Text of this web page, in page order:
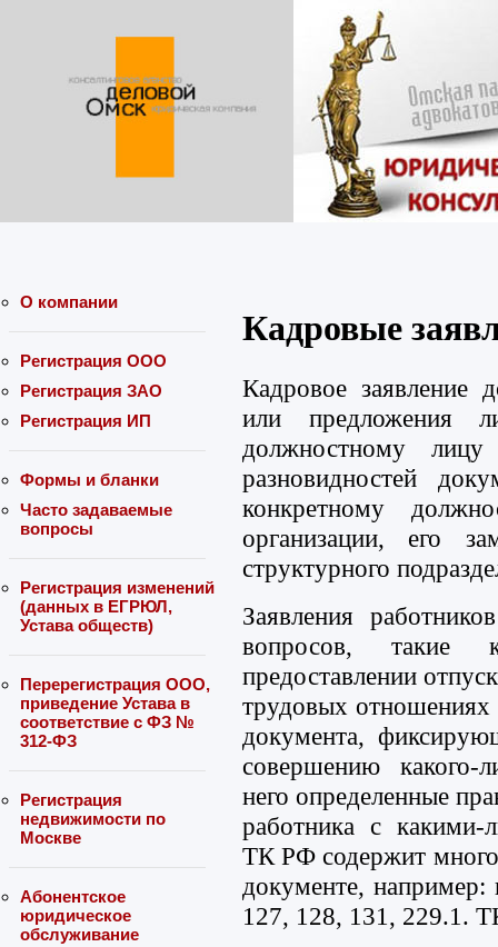
О компании
Регистрация ООО
Регистрация ЗАО
Регистрация ИП
Формы и бланки
Часто задаваемые
вопросы
Регистрация изменений
(данных в ЕГРЮЛ,
Устава обществ)
Перерегистрация ООО,
приведение Устава в
соответствие с ФЗ №
312-ФЗ
Регистрация
недвижимости по
Москве
Абонентское
юридическое
обслуживание
Кадровые
Кадровое заявление
или предложения
должностному
разновидностей
конкретному
организации, его
структурного
Заявления
вопросов, такие
предоставлении
трудовых отношениях
документа,
совершению
него определенные
работника с какими-
ТК РФ содержит
документе,
127, 128, 131, 229.1.